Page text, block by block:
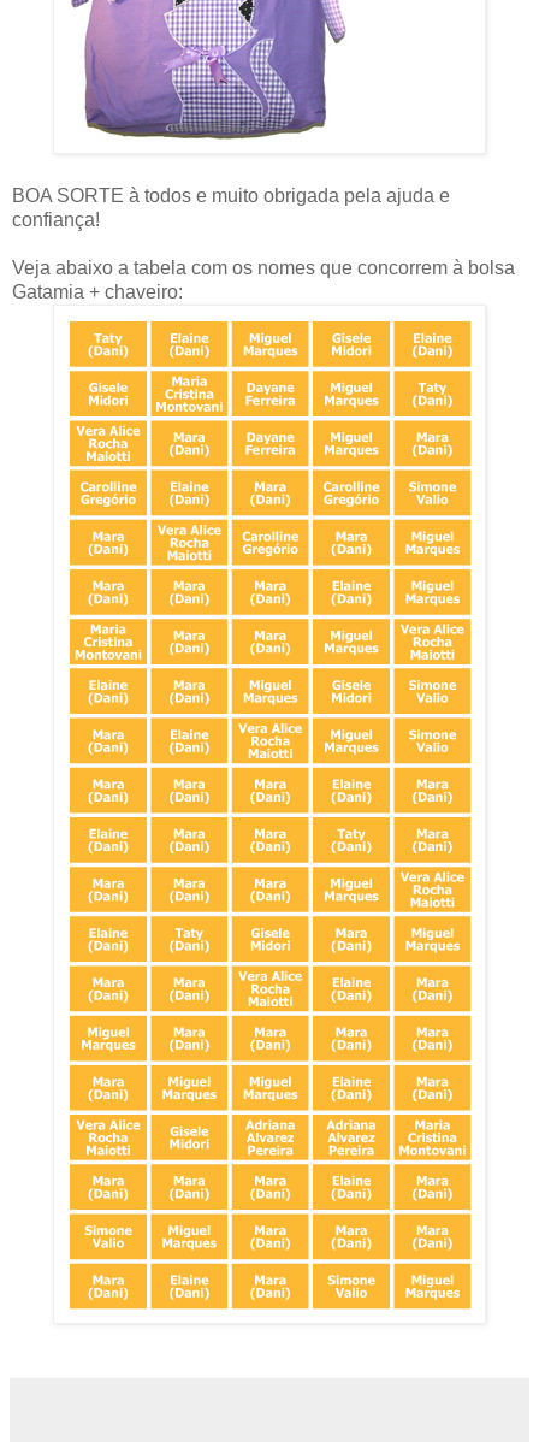
BOA SORTE à todos e muito obrigada pela ajuda e
confiança!
Veja abaixo a tabela com os nomes que concorrem à bolsa
Gatamia + chaveiro: